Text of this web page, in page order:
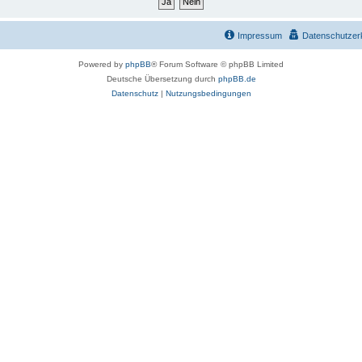
Impressum
Powered by phpBB® Forum Software © phpBB Limited
Deutsche Übersetzung durch phpBB.de
Datenschutz| Nutzungsbedingungen